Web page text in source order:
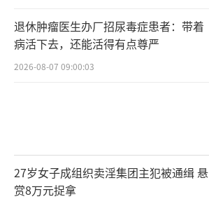
退休肿瘤医生办厂招尿毒症患者：带着
病活下去，还能活得有点尊严
2026-08-07 09:00:03
27岁女子成组织卖淫集团主犯被通缉 悬
赏8万元捉拿